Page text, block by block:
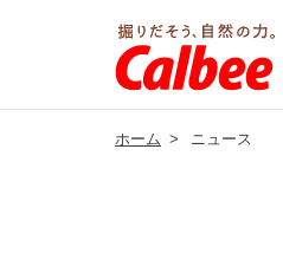
ホーム > ニュース